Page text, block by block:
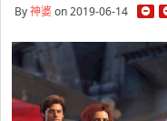
By神婆on 2019-06-14